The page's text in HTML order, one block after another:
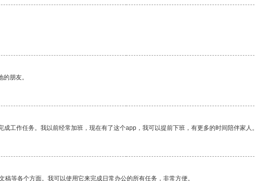
朋友。
工作任务。我以前经常加班，现在有了这个app，我可以提前下班，有更多的时间陪伴家人。
等各个方面。我可以使用它来完成日常办公的所有任务，非常方便。